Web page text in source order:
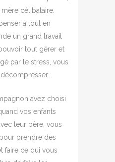
célibataire.
à tout en
un grand travail
tout gérer et
par le stress, vous
avez choisi
vos enfants
leur père, vous
prendre des
faire ce qui vous